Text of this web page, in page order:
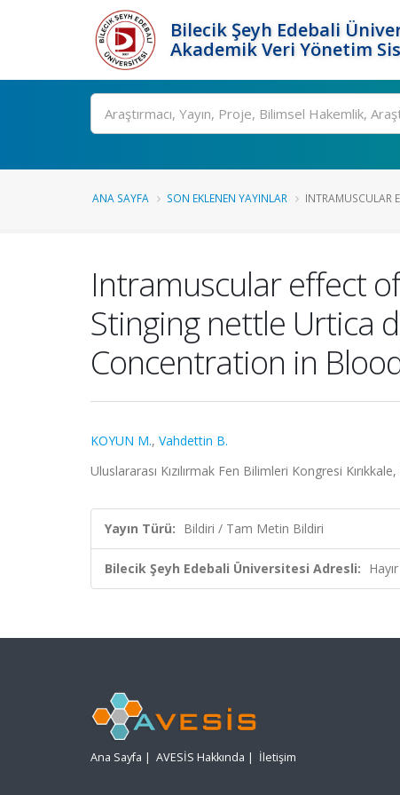
Bilecik Şeyh Edebali
Akademik Veri Yönetim
Ara
ANA SAYFA SON EKLENEN YAYINLAR INTRAMUSCULAR
Intramuscular effect
Stinging nettle Urtica
Concentration in
KOYUN M., Vahdettin B.
Uluslararası Kızılırmak Fen Bilimleri Kongresi
Yayın Türü: Bildiri / Tam Metin Bildiri
Bilecik Şeyh Edebali Üniversitesi Adresli: Hayır
Ana Sayfa | AVESİS Hakkında | İletişim